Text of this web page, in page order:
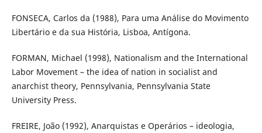
FONSECA, Carlos da (1988), Para uma Análise do Movimento
Libertário e da sua História, Lisboa, Antígona.
FORMAN, Michael (1998), Nationalism and the International
Labor Movement – the idea of nation in socialist and
anarchist theory, Pennsylvania, Pennsylvania State
University Press.
FREIRE, João (1992), Anarquistas e Operários – ideologia,